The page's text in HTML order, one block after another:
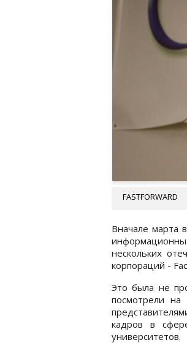
FASTFORWARD
Вначале марта
нескольких
корпораций -
Это была не
посмотрели
кадров в
университетов.